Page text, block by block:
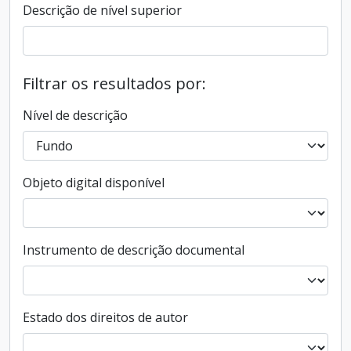
Descrição de nível superior
Filtrar os resultados por:
Nível de descrição
Objeto digital disponível
Instrumento de descrição documental
Estado dos direitos de autor